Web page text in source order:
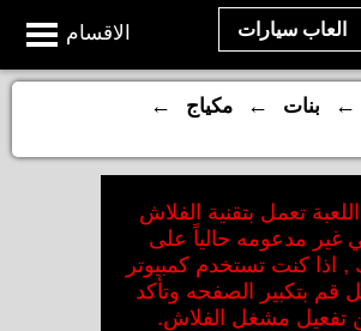
الاقسام العاب سيارات
← بنات ← مكياج
←
تعمل بتقنية الفلاش
غير مدعومه حالياً على
, اذا كنت تستخدم كمبيوتر
قم بتكبير الصفحه وتأكد
تفعيل مشغل الفلاش.